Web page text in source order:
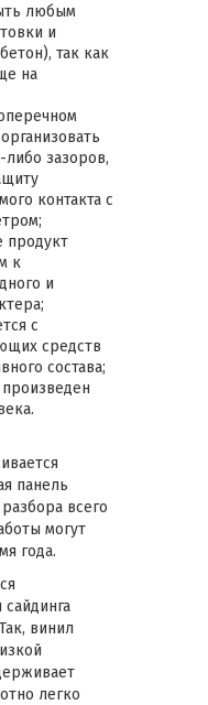
любым
и
так как
на
зазоров,
контакта с
продукт
к
и
с
средств
состава;
панель
всего
могут
года.
винил
легко